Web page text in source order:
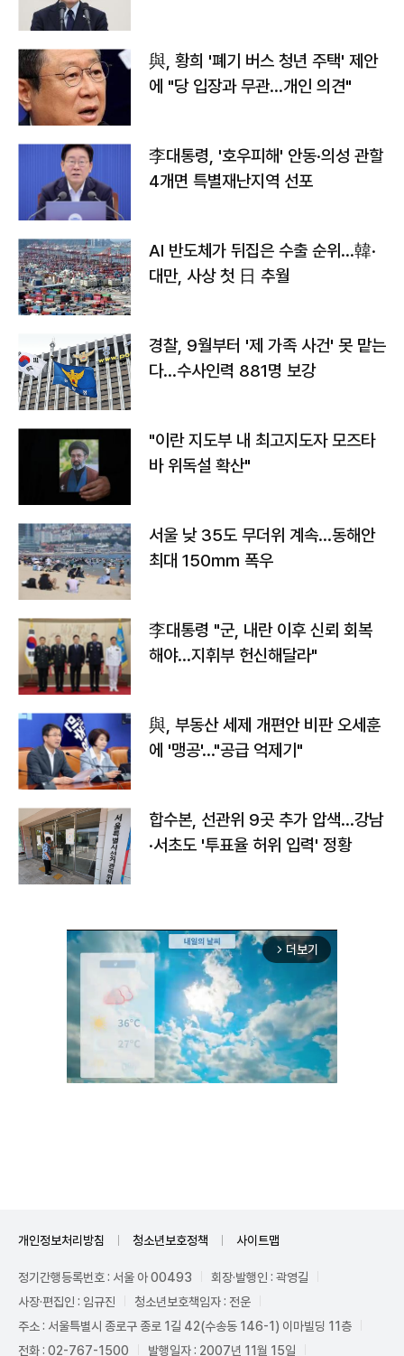
與, 황희 '폐기 버스 청년 주택' 제안
에 "당 입장과 무관…개인 의견"
李대통령, '호우피해' 안동·의성 관할
4개면 특별재난지역 선포
AI 반도체가 뒤집은 수출 순위…韓·
대만, 사상 첫 日 추월
경찰, 9월부터 '제 가족 사건' 못 맡는
다…수사인력 881명 보강
"이란 지도부 내 최고지도자 모즈타
바 위독설 확산"
서울 낮 35도 무더위 계속…동해안
최대 150㎜ 폭우
李대통령 "군, 내란 이후 신뢰 회복
해야…지휘부 헌신해달라"
與, 부동산 세제 개편안 비판 오세훈
에 '맹공'…"공급 억제기"
합수본, 선관위 9곳 추가 압색…강남
·서초도 '투표율 허위 입력' 정황
arrow_forward_ios 더보기
개인정보처리방침 청소년보호정책 사이트맵
정기간행등록번호 : 서울 아 00493
회장·발행인 : 곽영길
사장·편집인 : 임규진
청소년보호책임자 : 전운
주소 : 서울특별시 종로구 종로 1길 42(수송동 146-1) 이마빌딩 11층
전화 : 02-767-1500
발행일자 : 2007년 11월 15일